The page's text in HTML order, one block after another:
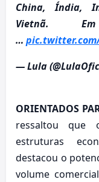
China, Índia,
Vietnã.
…
— Lula
ORIENTADOS
ressaltou que
estruturas
destacou o
volume